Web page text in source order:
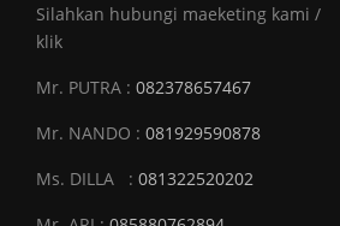
Silahkan hubungi maeketing kami /
klik
Mr. PUTRA : 082378657467
Mr. NANDO : 081929590878
Ms. DILLA : 081322520202